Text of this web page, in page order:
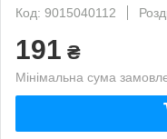
Код: 9015040112
191 ₴
Мінімальна сума